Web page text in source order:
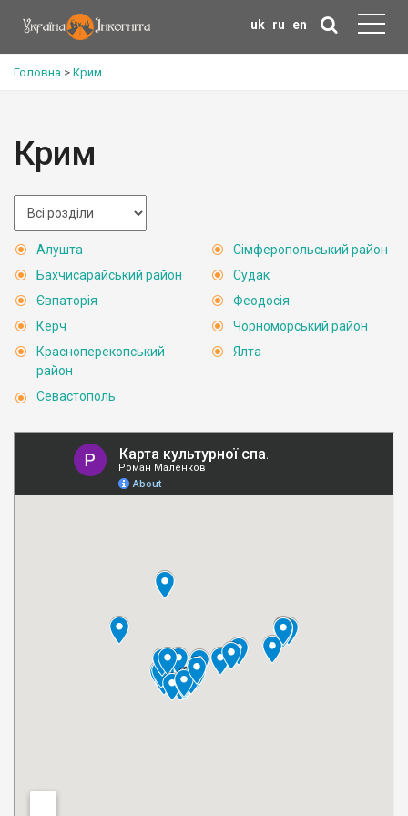
uk ru en
Головна > Крим
Крим
Алушта
Бахчисарайський район
Євпаторія
Керч
Красноперекопський
район
Севастополь
Сімферопольський район
Судак
Феодосія
Чорноморський район
Ялта